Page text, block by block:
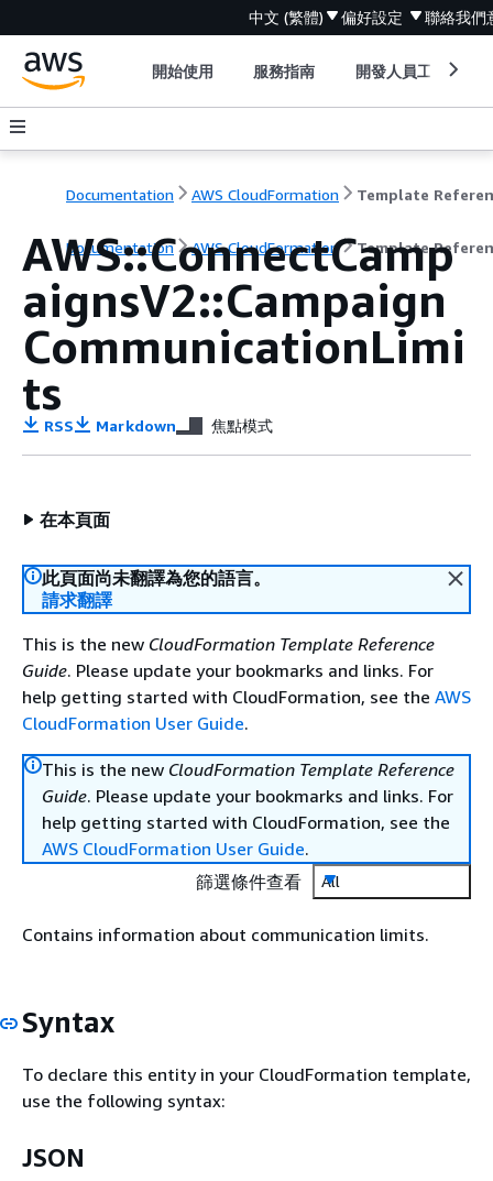
中文 (繁體) 偏好設定 聯絡我們
開始使用 服務指南 開發人員工具
Documentation AWS CloudFormation Template
Documentation AWS CloudFormation Template
AWS::ConnectCamp
aignsV2::Campaign
CommunicationLimi
ts
RSS Markdown 焦點模式
在本頁面
此頁面尚未翻譯為您的語言。
請求翻譯
This is the new CloudFormation Template Reference
Guide. Please update your bookmarks and links. For
help getting started with CloudFormation, see the AWS
CloudFormation User Guide.
This is the new CloudFormation Template Reference
Guide. Please update your bookmarks and links. For
help getting started with CloudFormation, see the
AWS CloudFormation User Guide.
篩選條件查看
All
Contains information about communication limits.
Syntax
To declare this entity in your CloudFormation template,
use the following syntax:
JSON